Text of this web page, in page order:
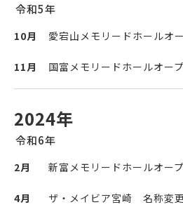
令和5年
10月 愛宕山メモリードホールオ
11月 国富メモリードホールオー
2024年
令和6年
2月 新富メモリードホールオー
4月
ザ・メイビア宮崎 名称変更